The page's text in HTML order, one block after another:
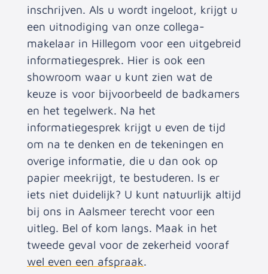
inschrijven. Als u wordt ingeloot, krijgt u
een uitnodiging van onze collega-
makelaar in Hillegom voor een uitgebreid
informatiegesprek. Hier is ook een
showroom waar u kunt zien wat de
keuze is voor bijvoorbeeld de badkamers
en het tegelwerk. Na het
informatiegesprek krijgt u even de tijd
om na te denken en de tekeningen en
overige informatie, die u dan ook op
papier meekrijgt, te bestuderen. Is er
iets niet duidelijk? U kunt natuurlijk altijd
bij ons in Aalsmeer terecht voor een
uitleg. Bel of kom langs. Maak in het
tweede geval voor de zekerheid vooraf
wel even een afspraak.